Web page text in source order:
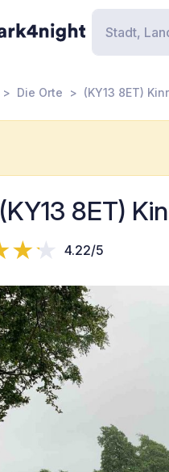
Die Orte (KY13 8ET)
(KY13 8ET)
4.22/5